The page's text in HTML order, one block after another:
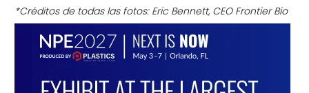
*Créditos de todas las fotos: Eric Bennett, CEO Frontier Bio